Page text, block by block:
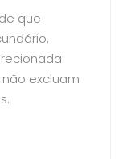
que
excluam